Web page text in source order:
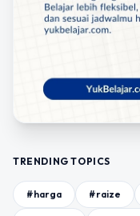
TRENDING TOPICS
#harga #raize